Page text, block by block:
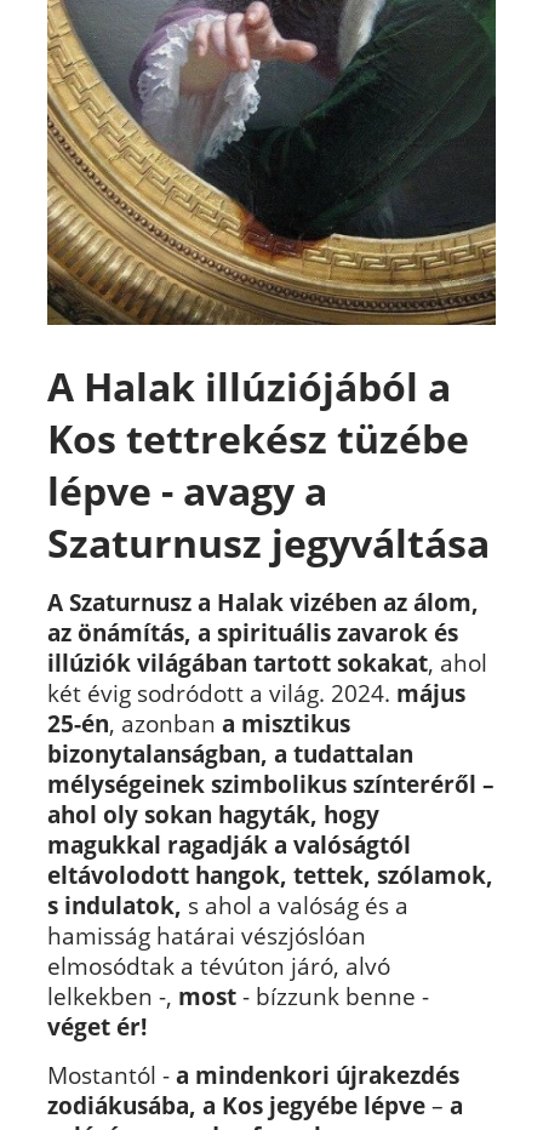
A Halak illúziójából a
Kos tettrekész tüzébe
lépve - avagy a
Szaturnusz jegyváltása
A Szaturnusz a Halak vizében az álom,
az önámítás, a spirituális zavarok és
illúziók világában tartott sokakat, ahol
két évig sodródott a világ. 2024. május
25-én, azonban a misztikus
bizonytalanságban, a tudattalan
mélységeinek szimbolikus színteréről –
ahol oly sokan hagyták, hogy
magukkal ragadják a valóságtól
eltávolodott hangok, tettek, szólamok,
s indulatok, s ahol a valóság és a
hamisság határai vészjóslóan
elmosódtak a tévúton járó, alvó
lelkekben -, most - bízzunk benne -
véget ér!
Mostantól - a mindenkori újrakezdés
zodiákusába, a Kos jegyébe lépve– a